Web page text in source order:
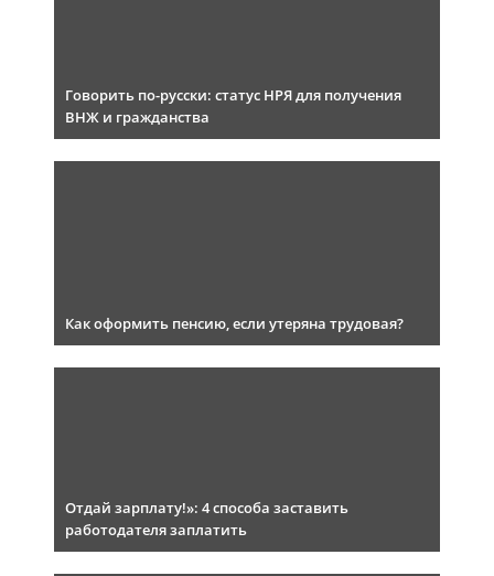
Говорить по-русски: статус НРЯ для получения
ВНЖ и гражданства
Как оформить пенсию, если утеряна трудовая?
Отдай зарплату!»: 4 способа заставить
работодателя заплатить